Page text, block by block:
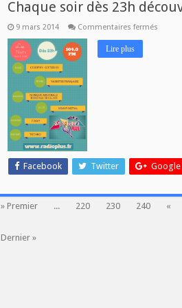
Chaque soir dès 23h
9 mars 2014 Commentaires ferméssur
Lire plus
Facebook Twitter Google
» Premier ... 220 230 240 «
Dernier »